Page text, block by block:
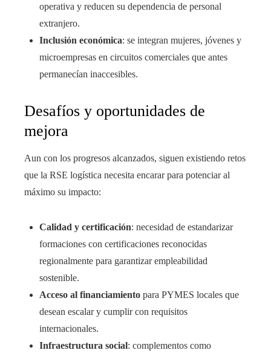
operativa y reducen su dependencia de personal
extranjero.
Inclusión económica: se integran mujeres, jóvenes y
microempresas en circuitos comerciales que antes
permanecían inaccesibles.
Desafíos y oportunidades de
mejora
Aun con los progresos alcanzados, siguen existiendo retos
que la RSE logística necesita encarar para potenciar al
máximo su impacto:
Calidad y certificación: necesidad de estandarizar
formaciones con certificaciones reconocidas
regionalmente para garantizar empleabilidad
sostenible.
Acceso al financiamiento para PYMES locales que
desean escalar y cumplir con requisitos
internacionales.
Infraestructura social: complementos como